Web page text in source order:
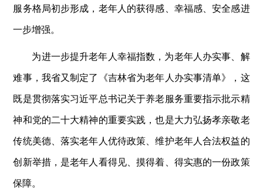
服务格局初步形成，老年人的获得感、幸福感、安全感进
一步增强。
为进一步提升老年人幸福指数，为老年人办实事、解
难事，我省又制定了《吉林省为老年人办实事清单》，这
既是贯彻落实习近平总书记关于养老服务重要指示批示精
神和党的二十大精神的重要实践，也是大力弘扬孝亲敬老
传统美德、落实老年人优待政策、维护老年人合法权益的
创新举措，是老年人看得见、摸得着、得实惠的一份政策
保障。